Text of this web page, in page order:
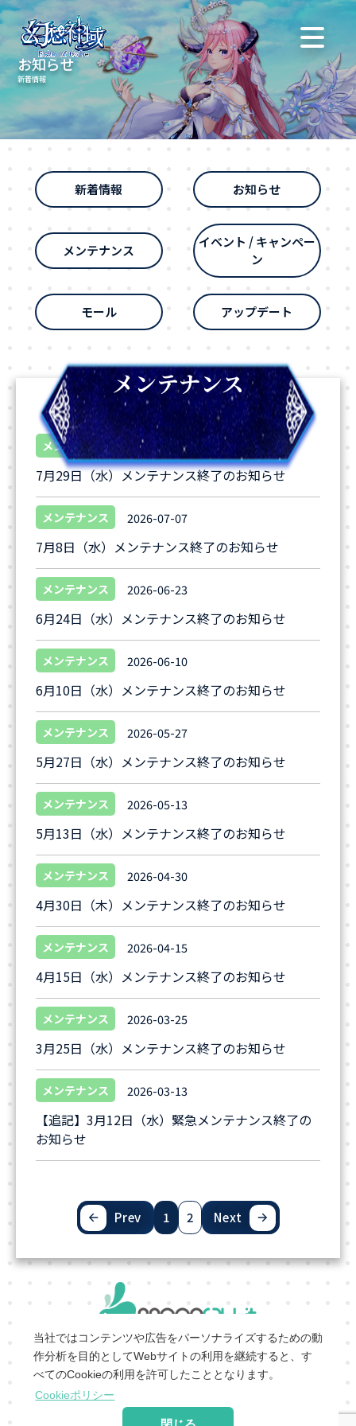
当社ではコンテンツや広告をパーソナライズするための動
作分析を目的としてWebサイトの利用を継続すると、す
べてのCookieの利用を許可したこととなります。
Cookieポリシー
お知らせ
新着情報
新着情報 お知らせ
メンテナンス
イベント / キャンペー
ン
モール アップデート
メンテナンス
メンテナンス
7月29日（水）メンテナンス終了のお知らせ
2026-07-28
メンテナンス
7月8日（水）メンテナンス終了のお知らせ
2026-07-07
メンテナンス
6月24日（水）メンテナンス終了のお知らせ
2026-06-23
メンテナンス
6月10日（水）メンテナンス終了のお知らせ
2026-06-10
メンテナンス
5月27日（水）メンテナンス終了のお知らせ
2026-05-27
メンテナンス
5月13日（水）メンテナンス終了のお知らせ
2026-05-13
メンテナンス
4月30日（木）メンテナンス終了のお知らせ
2026-04-30
メンテナンス
4月15日（水）メンテナンス終了のお知らせ
2026-04-15
メンテナンス
3月25日（水）メンテナンス終了のお知らせ
2026-03-25
メンテナンス
【追記】3月12日（水）緊急メンテナンス終了の
お知らせ
2026-03-13
Prev 1 2 Next
会社概要 | 会員利用規約 |
個人情報保護ポリシー
特定商取引法に基づく表
記 |
サービス利用規
約 |